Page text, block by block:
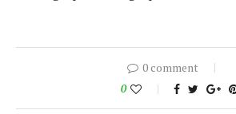
0 comment
0